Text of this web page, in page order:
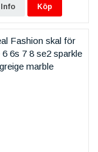
Info Köp